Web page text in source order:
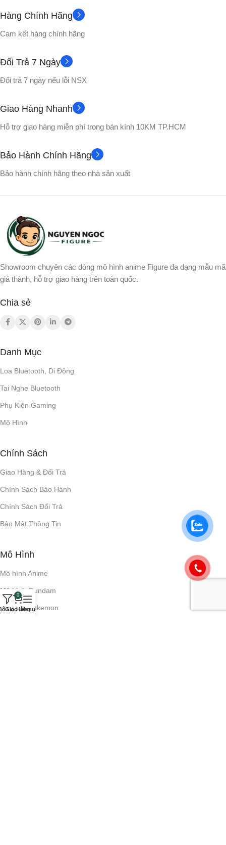
Hàng Chính Hãng
Cam kết hàng chính hãng
Đổi Trả 7 Ngày
Đổi trả 7 ngày nếu lỗi NSX
Giao Hàng Nhanh
Hỗ trợ giao hàng miễn phí trong bán kính 10KM TP.HCM
Bảo Hành Chính Hãng
Bảo hành chính hãng theo nhà sản xuất
Showroom chuyên các dòng mô hình anime Figure đa dạng mẫu mã
giá thành, hỗ trợ giao hàng trên toàn quốc.
Chia sẻ
Danh Mục
Loa Bluetooth, Di Động
Tai Nghe Bluetooth
Phụ Kiện Gaming
Mô Hình
Chính Sách
Giao Hàng & Đổi Trả
Chính Sách Bảo Hành
Chính Sách Đổi Trả
Bảo Mật Thông Tin
Mô Hình
Mô hình Anime
Mô hình Gundam
Mô hình Pokemon
Lọc
0
Giỏ Hàng
Menu